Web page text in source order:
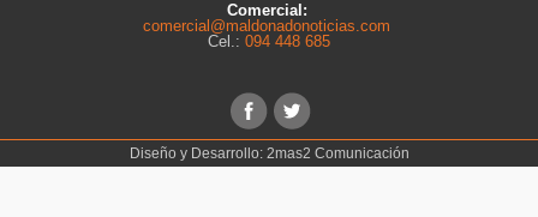
Comercial:
comercial@maldonadonoticias.com
Cel.: 094 448 685
Diseño y Desarrollo: 2mas2 Comunicación